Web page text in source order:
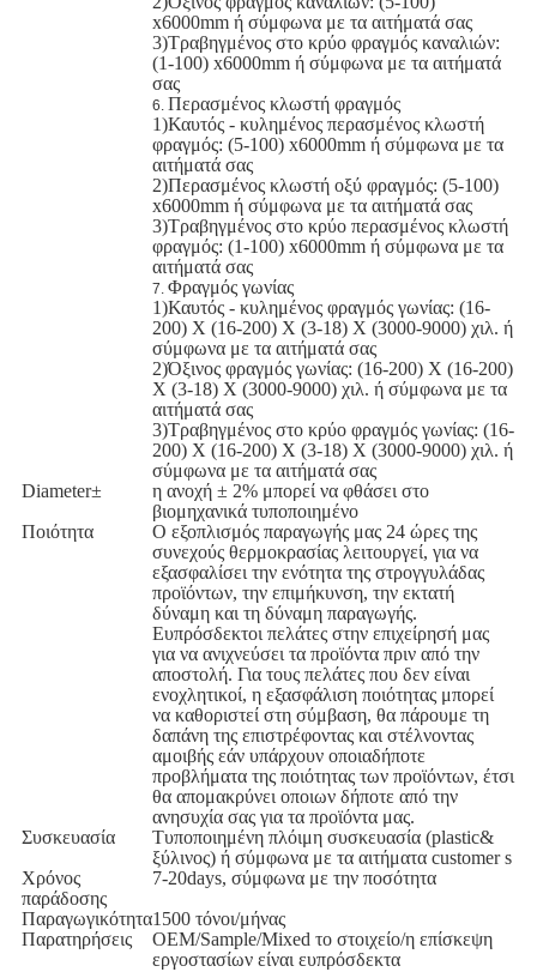
x6000mm ή σύμφωνα με τα αιτήματά σας
3)Τραβηγμένος στο κρύο φραγμός καναλιών:
(1-100) x6000mm ή σύμφωνα με τα αιτήματά
σας
6. Περασμένος κλωστή φραγμός
1)Καυτός - κυλημένος περασμένος κλωστή
φραγμός: (5-100) x6000mm ή σύμφωνα με τα
αιτήματά σας
2)Περασμένος κλωστή οξύ φραγμός: (5-100)
x6000mm ή σύμφωνα με τα αιτήματά σας
3)Τραβηγμένος στο κρύο περασμένος κλωστή
φραγμός: (1-100) x6000mm ή σύμφωνα με τα
αιτήματά σας
7. Φραγμός γωνίας
1)Καυτός - κυλημένος φραγμός γωνίας: (16-
200) Χ (16-200) Χ (3-18) Χ (3000-9000) χιλ. ή
σύμφωνα με τα αιτήματά σας
2)Όξινος φραγμός γωνίας: (16-200) Χ (16-200)
Χ (3-18) Χ (3000-9000) χιλ. ή σύμφωνα με τα
αιτήματά σας
3)Τραβηγμένος στο κρύο φραγμός γωνίας: (16-
200) Χ (16-200) Χ (3-18) Χ (3000-9000) χιλ. ή
σύμφωνα με τα αιτήματά σας
Diameter±
η ανοχή ± 2% μπορεί να φθάσει στο
βιομηχανικά τυποποιημένο
Ποιότητα
Ο εξοπλισμός παραγωγής μας 24 ώρες της
συνεχούς θερμοκρασίας λειτουργεί, για να
εξασφαλίσει την ενότητα της στρογγυλάδας
προϊόντων, την επιμήκυνση, την εκτατή
δύναμη και τη δύναμη παραγωγής.
Ευπρόσδεκτοι πελάτες στην επιχείρησή μας
για να ανιχνεύσει τα προϊόντα πριν από την
αποστολή. Για τους πελάτες που δεν είναι
ενοχλητικοί, η εξασφάλιση ποιότητας μπορεί
να καθοριστεί στη σύμβαση, θα πάρουμε τη
δαπάνη της επιστρέφοντας και στέλνοντας
αμοιβής εάν υπάρχουν οποιαδήποτε
προβλήματα της ποιότητας των προϊόντων, έτσι
θα απομακρύνει οποιων δήποτε από την
ανησυχία σας για τα προϊόντα μας.
Συσκευασία
Τυποποιημένη πλόιμη συσκευασία (plastic&
ξύλινος) ή σύμφωνα με τα αιτήματα customer s
Χρόνος
παράδοσης
7-20days, σύμφωνα με την ποσότητα
Παραγωγικότητα1500 τόνοι/μήνας
Παρατηρήσεις
OEM/Sample/Mixed το στοιχείο/η επίσκεψη
εργοστασίων είναι ευπρόσδεκτα